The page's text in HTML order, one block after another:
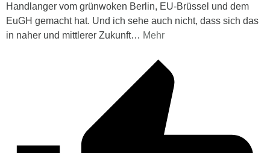
Handlanger vom grünwoken Berlin, EU-Brüssel und dem
EuGH gemacht hat. Und ich sehe auch nicht, dass sich das
in naher und mittlerer Zukunft… Mehr